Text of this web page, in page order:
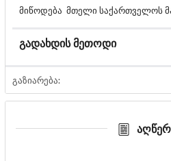
მიწოდება მთელი საქართველოს
გადახდის მეთოდი
გაზიარება: